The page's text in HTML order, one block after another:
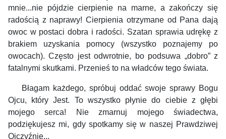
mnie...nie pójdzie cierpienie na marne, a zakończy się
radością z naprawy! Cierpienia otrzymane od Pana dają
owoc w postaci dobra i radości. Szatan sprawia udrękę z
brakiem uzyskania pomocy (wszystko poznajemy po
owocach). Często jest odwrotnie, bo podsuwa „dobro” z
fatalnymi skutkami. Przenieś to na władców tego świata.
Błagam każdego, spróbuj oddać swoje sprawy Bogu
Ojcu, który Jest. To wszystko płynie do ciebie z głębi
mojego serca! Nie zmarnuj mojego świadectwa,
podziękujesz mi, gdy spotkamy się w naszej Prawdziwej
Ojczyźnie...